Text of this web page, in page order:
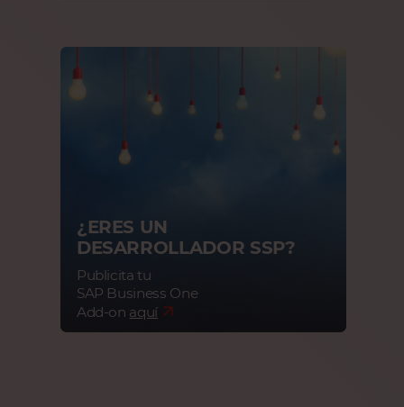
¿ERES UN
DESARROLLADOR SSP?
Publicita tu
SAP Business One
Add-on aquí